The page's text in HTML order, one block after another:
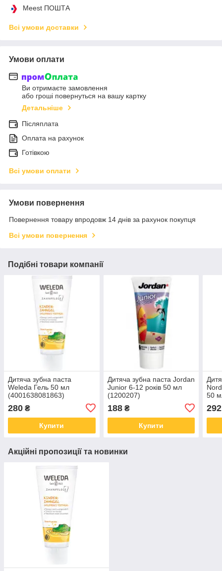
Meest ПОШТА
Всі умови доставки
Умови оплати
Ви отримаєте замовлення
або гроші повернуться на вашу картку
Детальніше
Післяплата
Оплата на рахунок
Готівкою
Всі умови оплати
Умови повернення
Повернення товару впродовж 14 днів за рахунок покупця
Всі умови повернення
Подібні товари компанії
Дитяча зубна паста
Weleda Гель 50 мл
(4001638081863)
280 ₴
Купити
Дитяча зубна паста Jordan
Junior 6-12 років 50 мл
(1200207)
188₴
Купити
50
292
Акційні пропозиції та новинки